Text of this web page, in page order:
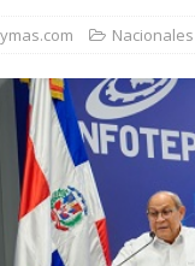
sanitaria a La Vega
agentes durante
obras registradas por
Nacionales